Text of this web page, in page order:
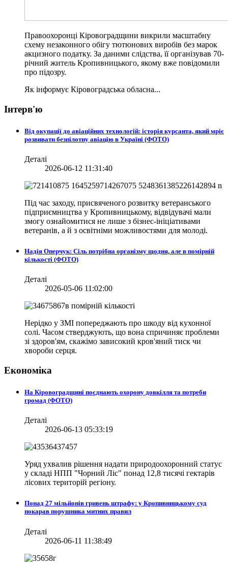
Правоохоронці Кіровоградщини викрили масштабну
схему незаконного обігу тютюнових виробів без марок
акцизного податку. За даними слідства, її організував 70-
річний житель Кропивницького, якому вже повідомили
про підозру.
Як інформує Кіровоградська обласна...
Інтерв'ю
Від окупації до авіаційних технологій: історія курсанта, який мріє
розвивати безпілотну авіацію в Україні (ФОТО)
Деталі
2026-06-12 11:31:40
Під час заходу, присвяченого розвитку ветеранського
підприємництва у Кропивницькому, відвідувачі мали
змогу ознайомитися не лише з бізнес-ініціативами
ветеранів, а й з освітніми можливостями для молоді.
Надія Оперчук: Сіль потрібна організму щодня, але в помірній
кількості (ФОТО)
Деталі
2026-05-06 11:02:00
Нерідко у ЗМІ попереджають про шкоду від кухонної
солі. Часом стверджують, що вона спричиняє проблеми
зі здоров'ям, скажімо зависокий кров'яний тиск чи
хвороби серця.
Економіка
На Кіровоградщині поєднають охорону довкілля та потреби
громад (ФОТО)
Деталі
2026-06-13 05:33:19
Уряд ухвалив рішення надати природоохоронний статус
у складі НПП "Чорний Ліс" понад 12,8 тисячі гектарів
лісових територій регіону.
Понад 27 мільйонів гривень штрафу: у Кропивницькому суд
покарав порушника митних правил
Деталі
2026-06-11 11:38:49